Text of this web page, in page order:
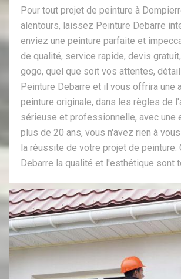
Pour tout projet de peinture à
alentours, laissez Peinture Debarre
enviez une peinture parfaite et
de qualité, service rapide, devis
gogo, quel que soit vos attentes,
Peinture Debarre et il vous offrira une
peinture originale, dans les règles de
sérieuse et professionnelle, avec une
plus de 20 ans, vous n'avez rien à
la réussite de votre projet de peinture.
Debarre la qualité et l'esthétique sont